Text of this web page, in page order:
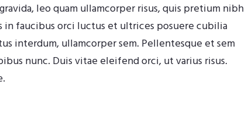
leo quam ullamcorper risus, quis pretium nibh
in faucibus orci luctus et ultrices posuere cubilia
interdum, ullamcorper sem. Pellentesque et sem
nunc. Duis vitae eleifend orci, ut varius risus.